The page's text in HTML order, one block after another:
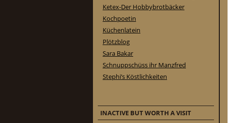
Ketex-Der Hobbybrotbäcker
Kochpoetin
Küchenlatein
Plötzblog
Sara Bakar
Schnuppschüss ihr Manzfred
Stephi’s Köstlichkeiten
INACTIVE BUT WORTH A VISIT